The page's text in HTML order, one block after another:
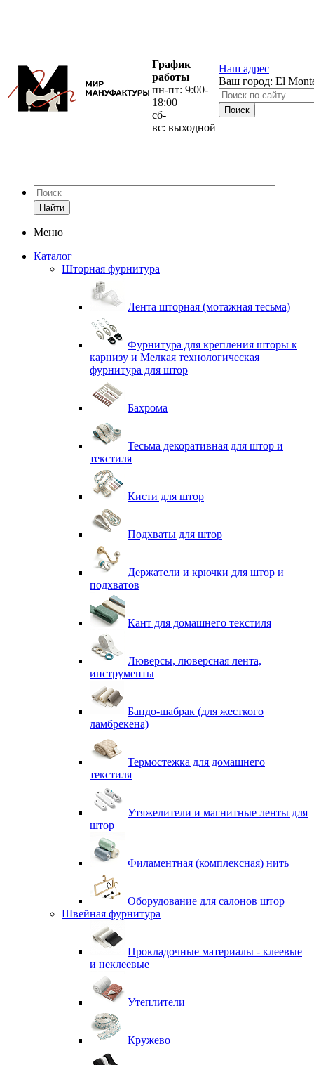
График
работы
пн-пт: 9:00-
18:00
сб-
вс: выходной
Наш адрес
Ваш город: El
Найти
Меню
Каталог
Шторная фурнитура
Лента шторная (мотажная тесьма)
Фурнитура для крепления шторы к
карнизу и Мелкая технологическая
фурнитура для штор
Бахрома
Тесьма декоративная для штор и
текстиля
Кисти для штор
Подхваты для штор
Держатели и крючки для штор и
подхватов
Кант для домашнего текстиля
Люверсы, люверсная лента,
инструменты
Бандо-шабрак (для жесткого
ламбрекена)
Термостежка для домашнего
текстиля
Утяжелители и магнитные ленты для
штор
Филаментная (комплексная) нить
Оборудование для салонов штор
Швейная фурнитура
Прокладочные материалы - клеевые
и неклеевые
Утеплители
Кружево